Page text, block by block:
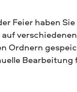
Feier haben
Ordnern
Bearbeitung